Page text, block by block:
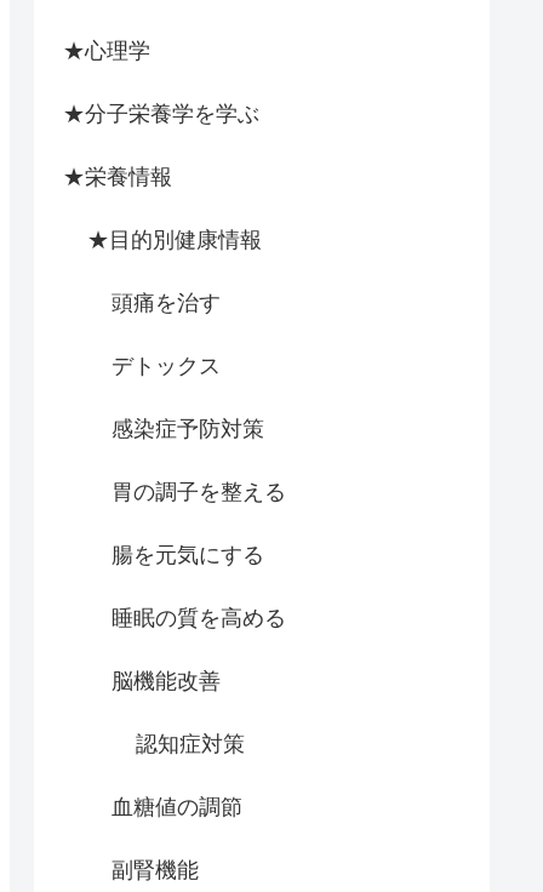
★心理学
★分子栄養学を学ぶ
★栄養情報
★目的別健康情報
頭痛を治す
デトックス
感染症予防対策
胃の調子を整える
腸を元気にする
睡眠の質を高める
脳機能改善
認知症対策
血糖値の調節
副腎機能